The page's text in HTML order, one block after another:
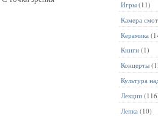
Игры (11)
Камера
Керамика
Книги (1)
Концерты
Культура
Лекции
Лепка (10)